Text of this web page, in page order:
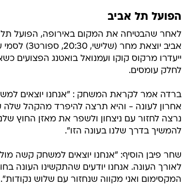
הפועל תל אביב
לאחר שהבטיחה את המקום באירופה, הפועל תל
אביב
לחלק עומסים.
ברדה אמר לקראת המשחק : "אנחנו יוצאים
אחרון לעונה - והיא תרצה להיפרד מהקהל
נרצה לחזור עם ניצחון ולשפר את מאזן החוץ
להמשיך בדרך שלנו בעונה הזו".
שחר פיבן הוסיף: "אנחנו יוצאים למשחק קשה
לאורך העונה. אנחנו יודעים שהתקשינו העונה
המקסימום ואני מקווה שנחזור עם שלוש נקודות".